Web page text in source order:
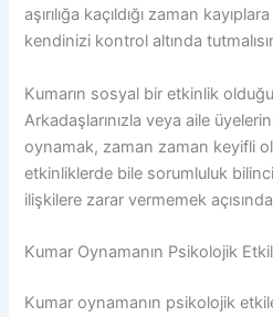
aşırılığa kaçıldığı zaman
kendinizi kontrol altında
Kumarın sosyal bir etkinlik
Arkadaşlarınızla veya aile
oynamak, zaman zaman keyifli
etkinliklerde bile sorumluluk
ilişkilere zarar vermemek
Kumar Oynamanın Psikolojik
Kumar oynamanın psikolojik